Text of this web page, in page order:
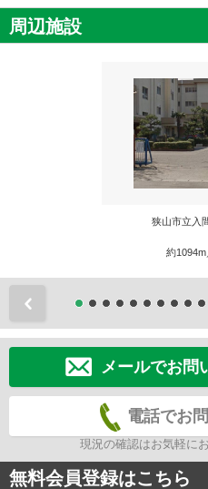
周辺施設
狭山市立入
約
メールでお問
電話でお
現況の確認はお気軽に
無料会員登録はこちら